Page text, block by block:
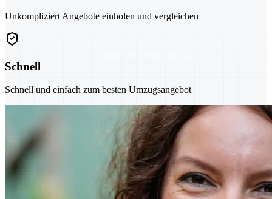
Unkompliziert Angebote einholen und vergleichen
Schnell
Schnell und einfach zum besten Umzugsangebot